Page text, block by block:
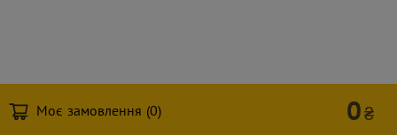
Моє замовлення (0) 0₴